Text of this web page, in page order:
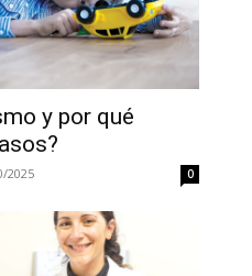
y por qué
2025 0